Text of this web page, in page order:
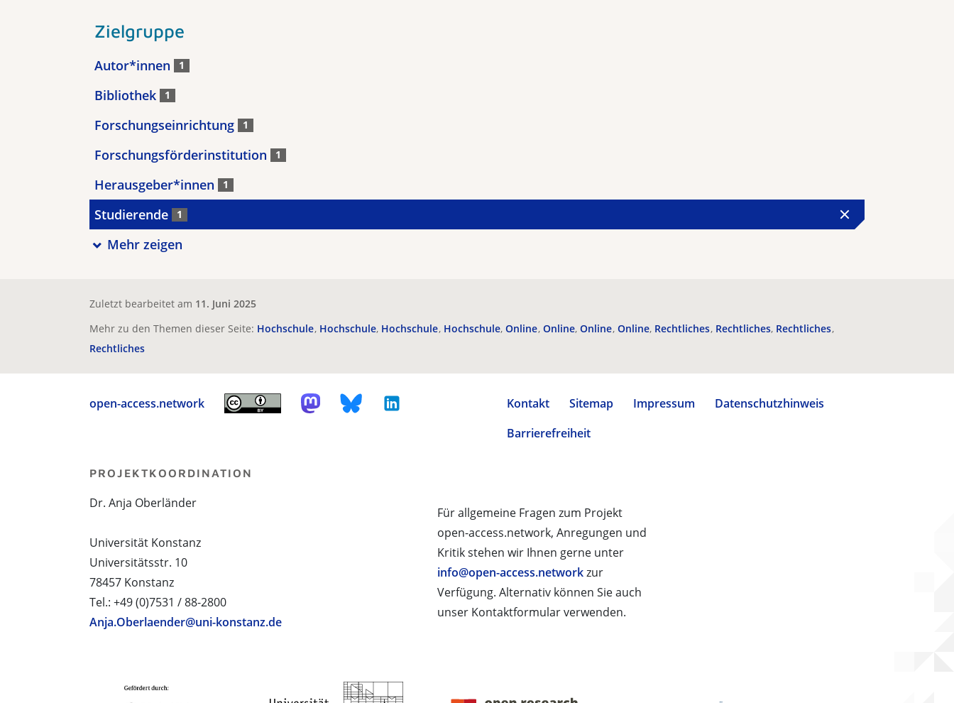
Zielgruppe
Autor*innen 1
Bibliothek 1
Forschungseinrichtung 1
Forschungsförderinstitution 1
Herausgeber*innen 1
Studierende 1
Mehr zeigen
Zuletzt bearbeitet am 11. Juni 2025
Mehr zu den Themen dieser Seite: Hochschule Hochschule Hochschule Hochschule Online Online Online Online Rechtliches Rechtliches Rechtliches
Rechtliches
open-access.network Kontakt Sitemap Impressum
Datenschutzhinweis
Barrierefreiheit
Für allgemeine Fragen zum Projekt
open-access.network, Anregungen und
Kritik stehen wir Ihnen gerne unter
info@open-access.networkzur
Verfügung. Alternativ können Sie auch
unser Kontaktformular verwenden.
PROJEKTKOORDINATION
Dr. Anja Oberländer
Universität Konstanz
Universitätsstr. 10
78457 Konstanz
Tel.: +49 (0)7531 / 88-2800
Anja.Oberlaender@uni-konstanz.de